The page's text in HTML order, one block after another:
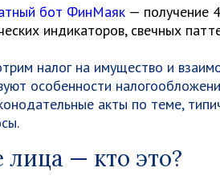
бот ФинМаяк — получение
индикаторов, свечных
налог на имущество и
особенности
акты по теме,
— кто это?